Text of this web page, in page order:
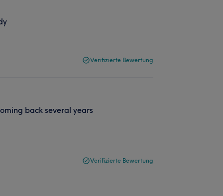
Verifizierte Bewertung
back several years
Verifizierte Bewertung